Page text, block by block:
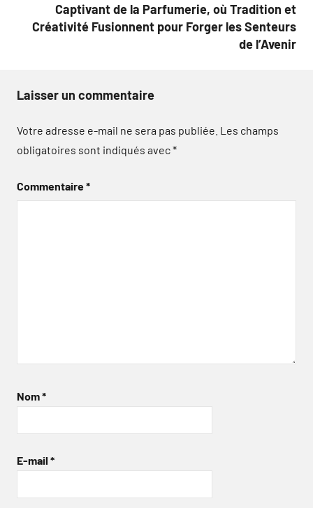
Captivant de la Parfumerie, où Tradition et
Créativité Fusionnent pour Forger les Senteurs
de l’Avenir
Laisser un commentaire
Votre adresse e-mail ne sera pas publiée. Les champs
obligatoires sont indiqués avec*
Commentaire*
Nom*
E-mail *